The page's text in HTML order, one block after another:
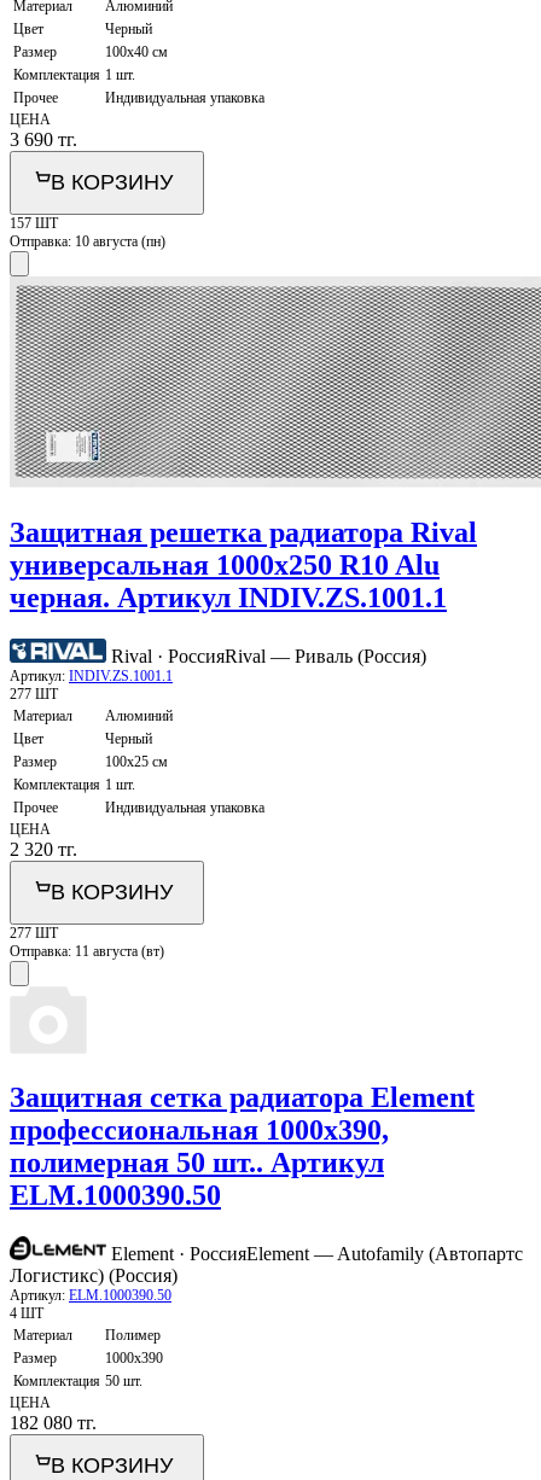
Материал
Алюминий
Цвет
Черный
Размер
100х40 см
Комплектация 1 шт.
Прочее
Индивидуальная упаковка
ЦЕНА
3 690 тг.
В КОРЗИНУ
157 ШТ
Отправка: 10 августа (пн)
Защитная решетка радиатора Rival
универсальная 1000х250 R10 Alu
черная. Артикул INDIV.ZS.1001.1
Rival · РоссияRival — Риваль (Россия)
Артикул: INDIV.ZS.1001.1
277 ШТ
Материал
Алюминий
Цвет
Черный
Размер
100х25 см
Комплектация 1 шт.
Прочее
Индивидуальная упаковка
ЦЕНА
2 320 тг.
В КОРЗИНУ
277 ШТ
Отправка: 11 августа (вт)
Защитная сетка радиатора Element
профессиональная 1000х390,
полимерная 50 шт.. Артикул
ELM.1000390.50
Element · РоссияElement — Autofamily (Автопартс
Логистикс) (Россия)
Артикул: ELM.1000390.50
4 ШТ
Материал
Полимер
Размер
1000х390
Комплектация 50 шт.
ЦЕНА
182 080 тг.
В КОРЗИНУ